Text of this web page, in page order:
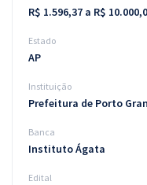
Atendimento
R$ 1.596,37 a R$
Estado
AP
Instituição
Prefeitura de Porto
Banca
Instituto Ágata
Edital